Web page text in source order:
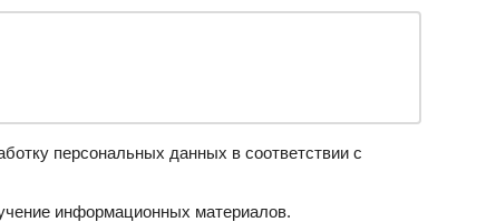
персональных данных в соответствии с
информационных материалов.